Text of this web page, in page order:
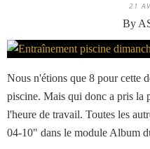
21
By
Nous n'étions que 8 pour cette
piscine. Mais qui donc a pris la
l'heure de travail. Toutes les
04-10" dans le module Album